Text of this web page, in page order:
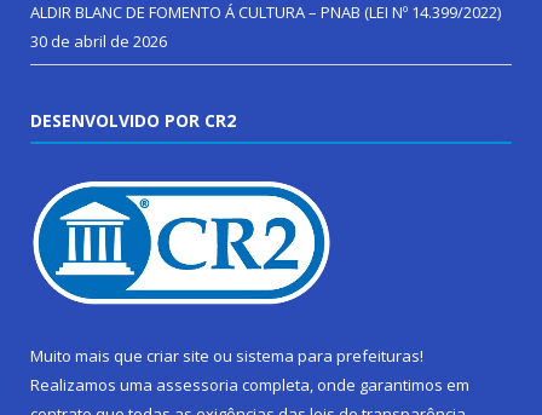
ALDIR BLANC DE FOMENTO Á CULTURA – PNAB (LEI Nº 14.399/2022)
30 de abril de 2026
DESENVOLVIDO POR CR2
Muito mais que criar site ou sistema para prefeituras!
Realizamos uma assessoria completa, onde garantimos em